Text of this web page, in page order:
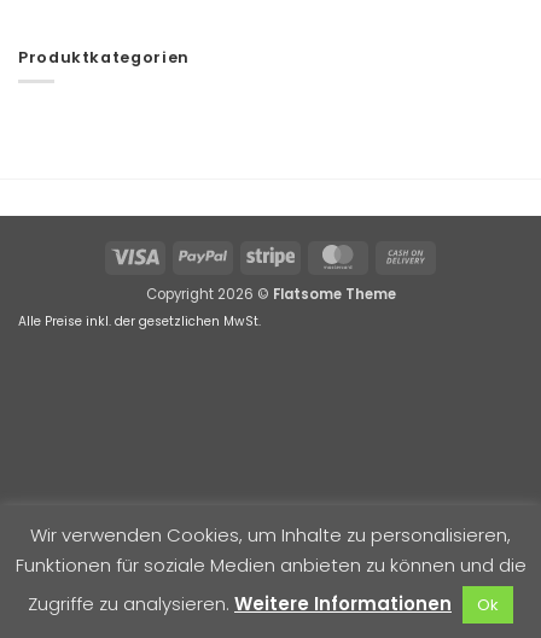
Produktkategorien
Visa PayPal Stripe MasterCard
Copyright 2026 © Flatsome Theme
Alle Preise inkl. der gesetzlichen MwSt.
Wir verwenden Cookies, um Inhalte zu personalisieren,
Funktionen für soziale Medien anbieten zu können und die
Zugriffe zu analysieren. Weitere Informationen Ok